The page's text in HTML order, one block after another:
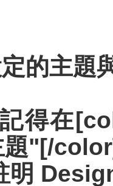
的主題
得在
題"[/